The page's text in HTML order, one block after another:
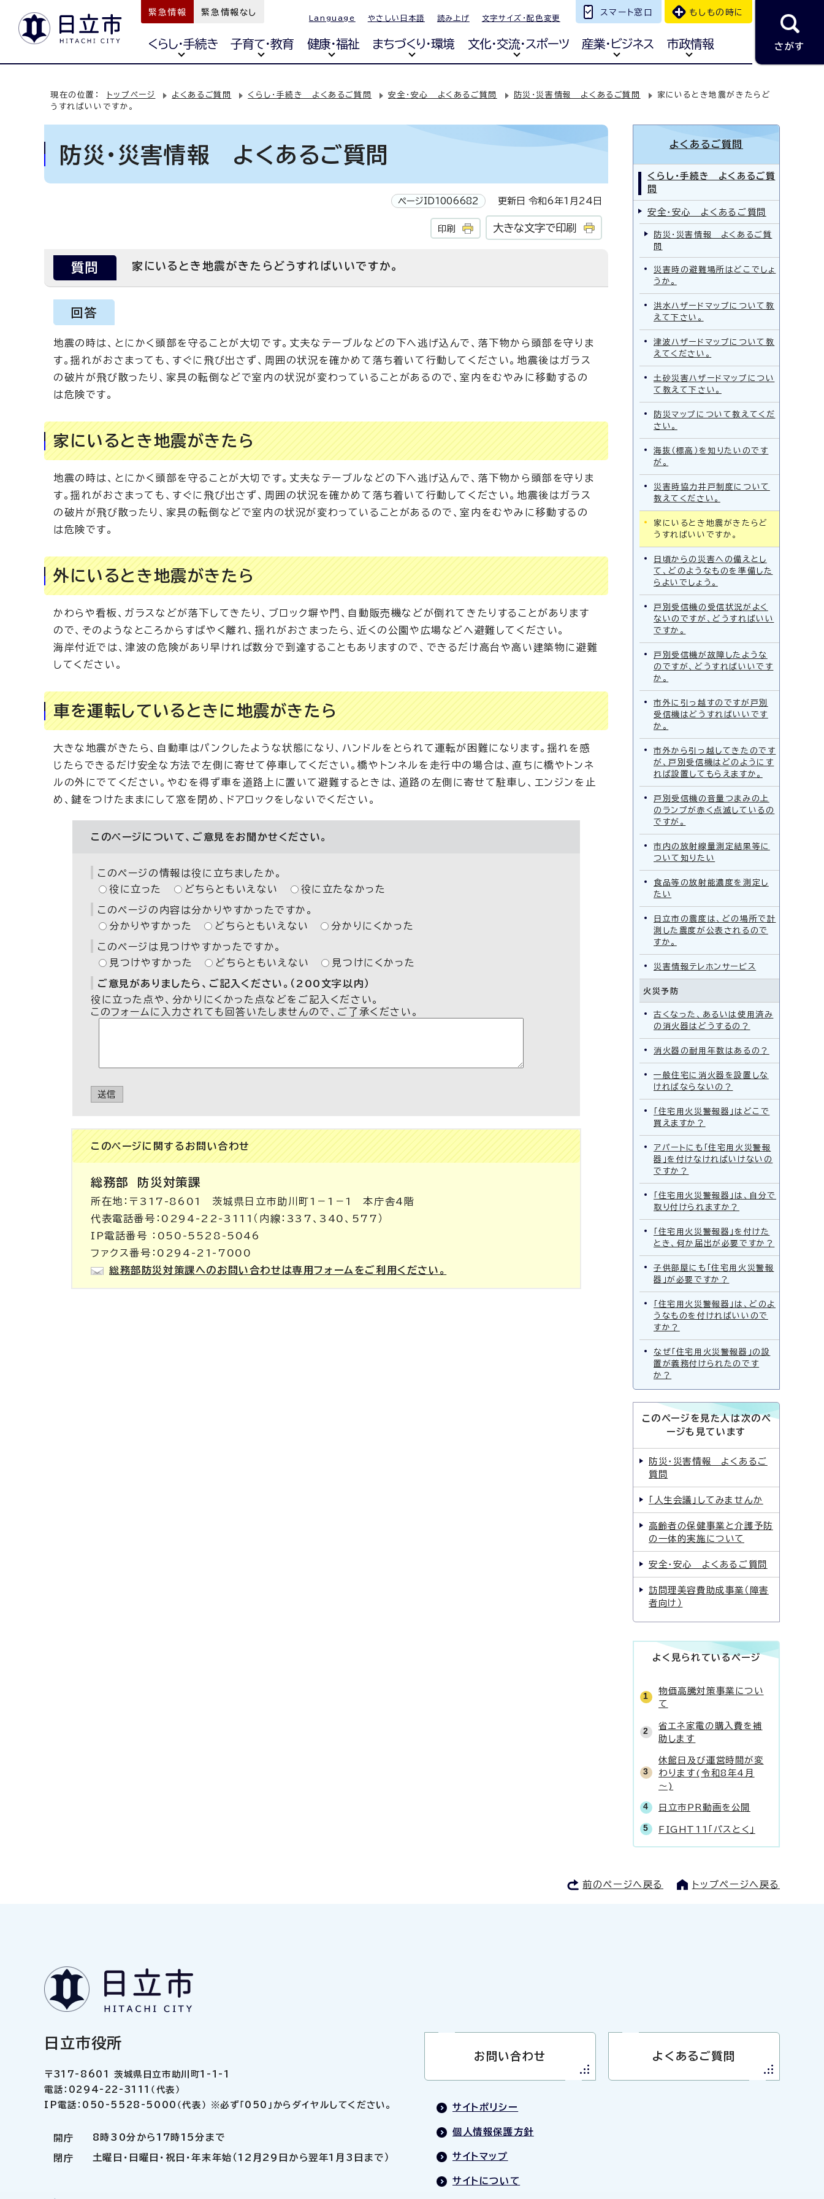
緊急情報 緊急情報なし
Language やさしい日本語 読み上げ 文字サイズ・配色変更
スマート窓口 もしもの時に
くらし・手続き 子育て・教育 健康・福祉 まちづくり・環境 文化・交流・スポーツ 産業・ビジネス 市政情報 さがす
現在の位置： トップページ よくあるご質問 くらし・手続き よくあるご質問 安全・安心 よくあるご質問 防災・災害情報 よくあるご質問
家にいるとき地震がきたらど
うすればいいですか。
防災・災害情報 よくあるご質問
ページID1006682 更新日 令和6年1月24日
印刷 大きな文字で印刷
質問 家にいるとき地震がきたらどうすればいいですか。
回答
地震の時は、とにかく頭部を守ることが大切です。丈夫なテーブルなどの下へ逃げ込んで、落下物から頭部を守りま
す。揺れがおさまっても、すぐに飛び出さず、周囲の状況を確かめて落ち着いて行動してください。地震後はガラス
の破片が飛び散ったり、家具の転倒などで室内の状況が変わっていることがあるので、室内をむやみに移動するの
は危険です。
家にいるとき地震がきたら
地震の時は、とにかく頭部を守ることが大切です。丈夫なテーブルなどの下へ逃げ込んで、落下物から頭部を守りま
す。揺れがおさまっても、すぐに飛び出さず、周囲の状況を確かめて落ち着いて行動してください。地震後はガラス
の破片が飛び散ったり、家具の転倒などで室内の状況が変わっていることがあるので、室内をむやみに移動するの
は危険です。
外にいるとき地震がきたら
かわらや看板、ガラスなどが落下してきたり、ブロック塀や門、自動販売機などが倒れてきたりすることがあります
ので、そのようなところからすばやく離れ、揺れがおさまったら、近くの公園や広場などへ避難してください。
海岸付近では、津波の危険があり早ければ数分で到達することもありますので、できるだけ高台や高い建築物に避難
してください。
車を運転しているときに地震がきたら
大きな地震がきたら、自動車はパンクしたような状態になり、ハンドルをとられて運転が困難になります。揺れを感
じたらできるだけ安全な方法で左側に寄せて停車してください。橋やトンネルを走行中の場合は、直ちに橋やトンネ
ルの外にでてください。やむを得ず車を道路上に置いて避難するときは、道路の左側に寄せて駐車し、エンジンを止
め、鍵をつけたままにして窓を閉め、ドアロックをしないでください。
このページについて、ご意見をお聞かせください。
このページの情報は役に立ちましたか。
役に立った
どちらともいえない 役に立たなかった
このページの内容は分かりやすかったですか。
分かりやすかった
どちらともいえない 分かりにくかった
このページは見つけやすかったですか。
見つけやすかった
どちらともいえない 見つけにくかった
ご意見がありましたら、ご記入ください。（200文字以内）
役に立った点や、分かりにくかった点などをご記入ください。
このフォームに入力されても回答いたしませんので、ご了承ください。
送信
このページに関する お問い合わせ
総務部 防災対策課
所在地：〒317-8601 茨城県日立市助川町1－1－1 本庁舎4階
代表電話番号：0294-22-3111（内線：337、340、577）
IP電話番号 ：050-5528-5046
ファクス番号：0294-21-7000
総務部防災対策課へのお問い合わせは専用フォームをご利用ください。
よくあるご質問
くらし・手続き よくあるご質
問
安全・安心 よくあるご質問
防災・災害情報 よくあるご質
問
災害時の避難場所はどこでしょ
うか。
洪水ハザードマップについて教
えて下さい。
津波ハザードマップについて教
えてください。
土砂災害ハザードマップについ
て教えて下さい。
防災マップについて教えてくだ
さい。
海抜（標高）を知りたいのです
が。
災害時協力井戸制度について
教えてください。
家にいるとき地震がきたらど
うすればいいですか。
日頃からの災害への備えとし
て、どのようなものを準備した
らよいでしょう。
戸別受信機の受信状況がよく
ないのですが、どうすればいい
ですか。
戸別受信機が故障したような
のですが、どうすればいいです
か。
市外に引っ越すのですが戸別
受信機はどうすればいいです
か。
市外から引っ越してきたのです
が、戸別受信機はどのようにす
れば設置してもらえますか。
戸別受信機の音量つまみの上
のランプが赤く点滅しているの
ですが。
市内の放射線量測定結果等に
ついて知りたい
食品等の放射能濃度を測定し
たい
日立市の震度は、どの場所で計
測した震度が公表されるので
すか。
災害情報テレホンサービス
火災予防
古くなった、あるいは使用済み
の消火器はどうするの？
消火器の耐用年数はあるの？
一般住宅に消火器を設置しな
ければならないの？
「住宅用火災警報器」はどこで
買えますか？
アパートにも「住宅用火災警報
器」を付けなければいけないの
ですか？
「住宅用火災警報器」は、自分で
取り付けられますか？
「住宅用火災警報器」を付けた
とき、何か届出が必要ですか？
子供部屋にも「住宅用火災警報
器」が必要ですか？
「住宅用火災警報器」は、どのよ
うなものを付ければいいので
すか？
なぜ「住宅用火災警報器」の設
置が義務付けられたのです
か？
このページを見た人は次のペ
ージも見ています
防災・災害情報 よくあるご
質問
「人生会議」してみませんか
高齢者の保健事業と介護予防
の一体的実施について
安全・安心 よくあるご質問
訪問理美容費助成事業（障害
者向け）
よく見られているページ
物価高騰対策事業につい
て
省エネ家電の購入費を補
助します
休館日及び運営時間が変
わります(令和8年4月
～)
日立市PR動画を公開
FIGHT11「パスとく」
前のページへ戻る トップページへ戻る
日立市役所
〒317-8601 茨城県日立市助川町1-1-1
電話：0294-22-3111（代表）
IP電話：050-5528-5000（代表） ※必ず「050」からダイヤルしてください。
開庁 8時30分から17時15分まで
閉庁 土曜日・日曜日・祝日・年末年始（12月29日から翌年1月3日まで）
お問い合わせ よくあるご質問
サイトポリシー
個人情報保護方針
サイトマップ
サイトについて